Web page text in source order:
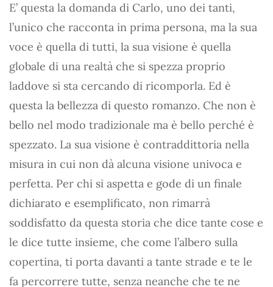
E’ questa la domanda di Carlo, uno dei tanti,
l’unico che racconta in prima persona, ma la sua
voce è quella di tutti, la sua visione è quella
globale di una realtà che si spezza proprio
laddove si sta cercando di ricomporla. Ed è
questa la bellezza di questo romanzo. Che non è
bello nel modo tradizionale ma è bello perché è
spezzato. La sua visione è contraddittoria nella
misura in cui non dà alcuna visione univoca e
perfetta. Per chi si aspetta e gode di un finale
dichiarato e esemplificato, non rimarrà
soddisfatto da questa storia che dice tante cose e
le dice tutte insieme, che come l’albero sulla
copertina, ti porta davanti a tante strade e te le
fa percorrere tutte, senza neanche che te ne